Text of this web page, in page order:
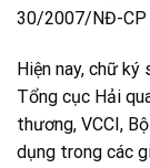
30/2007/NĐ-CP
Hiện nay, chữ
Tổng cục Hải
thương, VCCI,
dụng trong các